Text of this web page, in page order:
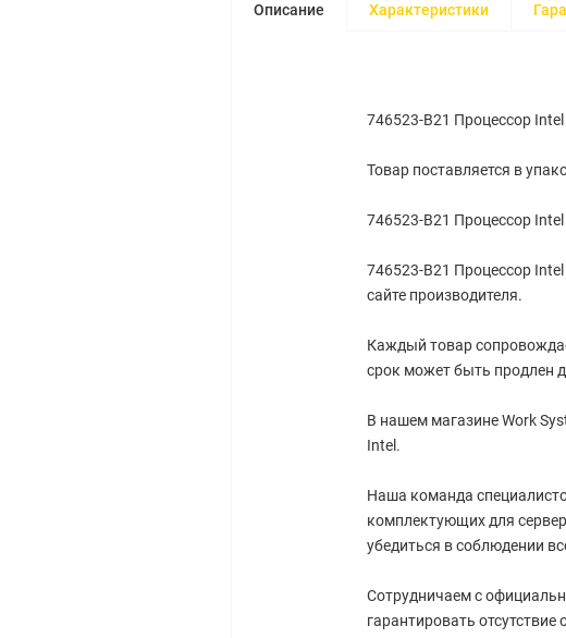
Описание Характеристики
746523-B21 Процессор
Товар поставляется в
746523-B21 Процессор
746523-B21 Процессор
сайте производителя.
Каждый товар
срок может быть продлен
В нашем магазине Work
Intel.
Наша команда
комплектующих для
убедиться в соблюдении
Сотрудничаем с
гарантировать